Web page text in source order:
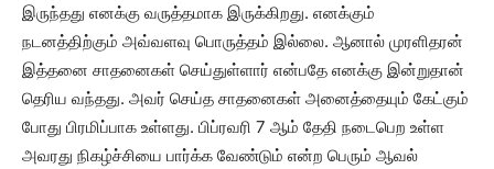
இருந்தது எனக்கு வருத்தமாக இருக்கிறது. எனக்கும்
நடனத்திற்கும் அவ்வளவு பொருத்தம் இல்லை. ஆனால் முரளிதரன்
இத்தனை சாதனைகள் செய்துள்ளார் என்பதே எனக்கு இன்றுதான்
தெரிய வந்தது. அவர் செய்த சாதனைகள் அனைத்தையும் கேட்கும்
போது பிரமிப்பாக உள்ளது. பிப்ரவரி 7 ஆம் தேதி நடைபெற உள்ள
அவரது நிகழ்ச்சியை பார்க்க வேண்டும் என்ற பெரும் ஆவல்